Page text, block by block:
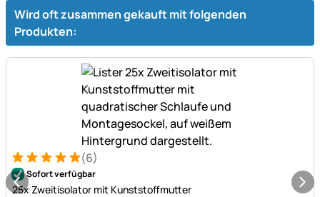
Wird oft zusammen gekauft mit folgenden
Produkten:
Bewertung: 5 von 5 (6 Bewertungen)
6 Bewertungen
(6)
Sofort verfügbar
25x Zweitisolator mit Kunststoffmutter